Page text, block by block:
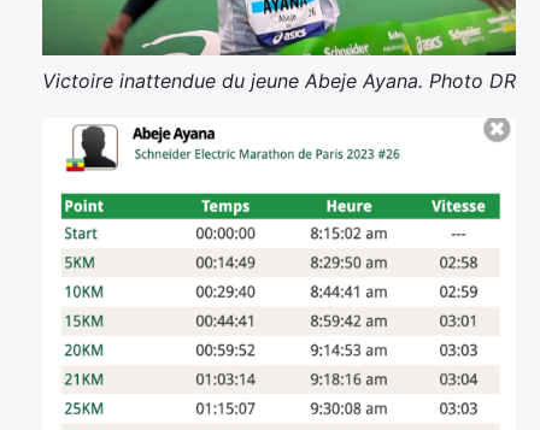
Victoire inattendue du jeune Abeje Ayana. Photo DR